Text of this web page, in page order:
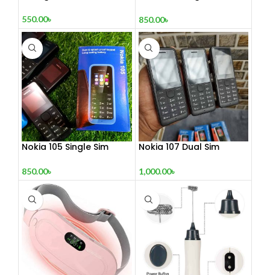
550.00৳ 850.00৳
Nokia 105 Single Sim
850.00৳
Nokia 107 Dual Sim
1,000.00৳